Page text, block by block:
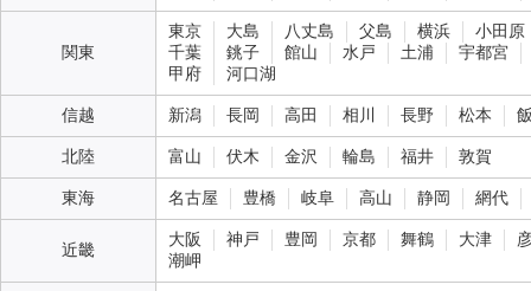
関東
東京 大島 八丈島 父島 横浜
小田原
千葉
銚子 館山 水戸 土浦
宇都宮
甲府
河口湖
信越 新潟 長岡 高田 相川 長野 松本
北陸 富山 伏木 金沢 輪島 福井 敦賀
東海 名古屋 豊橋 岐阜 高山 静岡 網代
近畿
大阪 神戸 豊岡 京都 舞鶴 大津
潮岬